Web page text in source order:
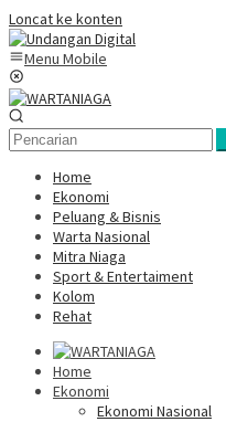
Loncat ke konten
Menu Mobile
Home
Ekonomi
Peluang & Bisnis
Warta Nasional
Mitra Niaga
Sport & Entertaiment
Kolom
Rehat
Home
Ekonomi
Ekonomi Nasional